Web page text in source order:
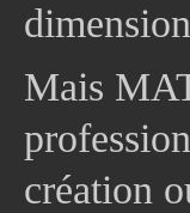
Mais
création